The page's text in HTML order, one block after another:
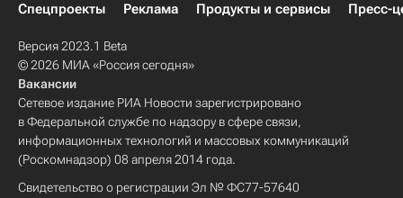
Спецпроекты
Реклама Продукты и сервисы Пресс-
Версия 2023.1 Beta
© 2026 МИА «Россия сегодня»
Вакансии
Сетевое издание РИА Новости зарегистрировано
в Федеральной службе по надзору в сфере связи,
информационных технологий и массовых коммуникаций
(Роскомнадзор) 08 апреля 2014 года.
Свидетельство о регистрации Эл № ФС77-57640